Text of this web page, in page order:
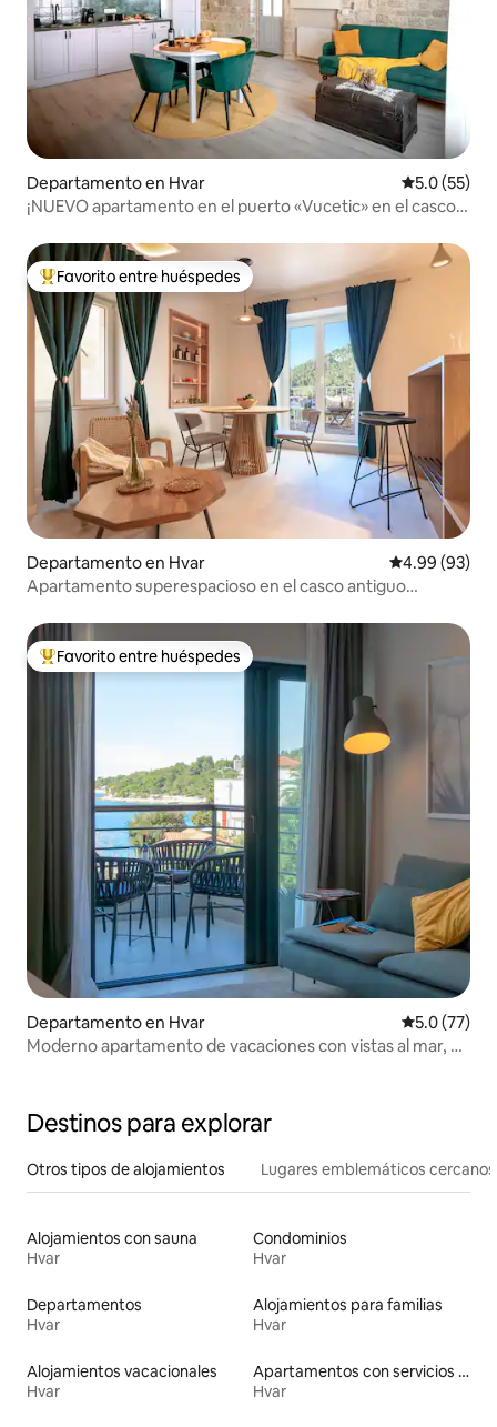
Departamento en Hvar Calificación
5.0 (55)
¡NUEVO apartamento en el puerto «Vucetic» en el casco
De los mejores en Favorito entre huéspedes
Favorito entre huéspedes
Departamento en Hvar Calificación
4.99 (93)
Apartamento superespacioso en el casco antiguo
De los mejores en Favorito entre huéspedes
Favorito entre huéspedes
Departamento en Hvar Calificación
5.0 (77)
Moderno apartamento de vacaciones con vistas al mar, 4
Destinos para explorar
Otros tipos de alojamientos Lugares emblemáticos cercanos
Alojamientos con sauna
Hvar
Condominios
Hvar
Departamentos
Hvar
Alojamientos para familias
Hvar
Alojamientos vacacionales
Hvar
Apartamentos con servicios incluidos vacacionales
Hvar